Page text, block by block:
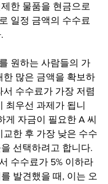
한 물품을 현금으로
일정 금액의 수수료
원하는 사람들의 가
한 많은 금액을 확보하
서 수수료가 가장 저렴
최우선 과제가 됩니
게 자금이 필요한 A 씨
교한 후 가장 낮은 수수
선택하려고 합니다.
수수료가 5% 이하라
발견했을 때, 이는 오